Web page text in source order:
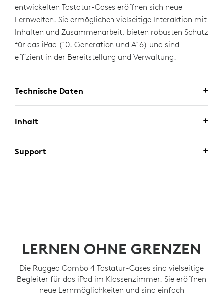
entwickelten Tastatur-Cases eröffnen sich neue
Lernwelten. Sie ermöglichen vielseitige Interaktion mit
Inhalten und Zusammenarbeit, bieten robusten Schutz
für das iPad (10. Generation und A16) und sind
effizient in der Bereitstellung und Verwaltung.
Technische Daten
Inhalt
Support
LERNEN OHNE GRENZEN
Die Rugged Combo 4 Tastatur-Cases sind vielseitige
Begleiter für das iPad im Klassenzimmer. Sie eröffnen
neue Lernmöglichkeiten und sind einfach